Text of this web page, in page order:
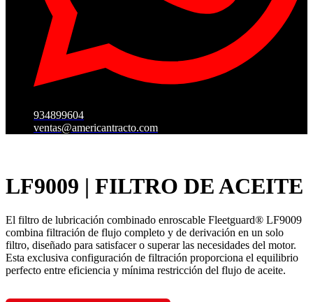
934899604
ventas@americantracto.com
LF9009 | FILTRO DE ACEITE
El filtro de lubricación combinado enroscable Fleetguard® LF9009
combina filtración de flujo completo y de derivación en un solo
filtro, diseñado para satisfacer o superar las necesidades del motor.
Esta exclusiva configuración de filtración proporciona el equilibrio
perfecto entre eficiencia y mínima restricción del flujo de aceite.